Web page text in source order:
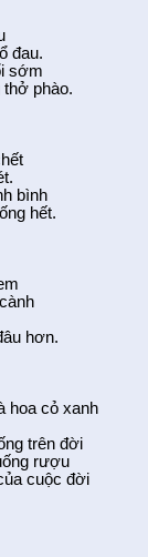
đau.
sớm
phào.
bình
hết.
hơn.
hoa cỏ xanh
trên đời
rượu
cuộc đời